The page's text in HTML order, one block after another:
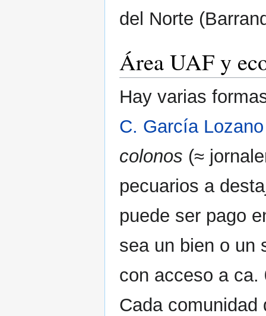
del Norte
Área UAF y
Hay varias
C. García Lozano
colonos (≈
pecuarios a
puede ser pago
sea un bien o un
con acceso a ca.
Cada